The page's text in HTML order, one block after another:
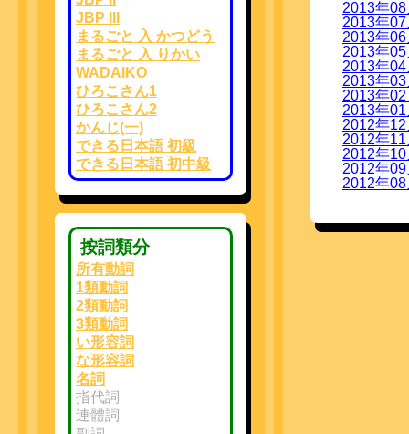
JBP III
まるごと 入 かつどう
まるごと 入 りかい
WADAIKO
ひろこさん1
ひろこさん2
かんじ(一)
できる日本語 初級
できる日本語 初中級
按詞類分
所有動詞
1類動詞
2類動詞
3類動詞
い形容詞
な形容詞
名詞
指代詞
連體詞
2013年
2013年
2013年
2013年
2013年
2013年
2013年
2013年
2012年
2012年
2012年
2012年
2012年